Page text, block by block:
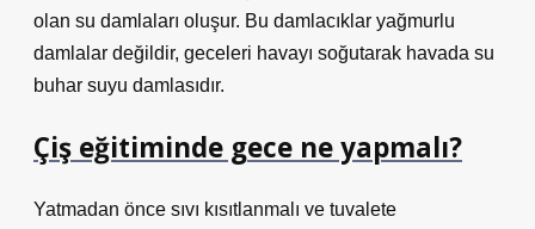
olan su damlaları oluşur. Bu damlacıklar yağmurlu
damlalar değildir, geceleri havayı soğutarak havada su
buhar suyu damlasıdır.
Çiş eğitiminde gece ne yapmalı?
Yatmadan önce sıvı kısıtlanmalı ve tuvalete